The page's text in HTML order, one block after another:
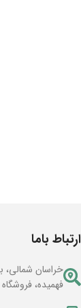
ارتباط باما
خراسان شمالی،
فهمیده،